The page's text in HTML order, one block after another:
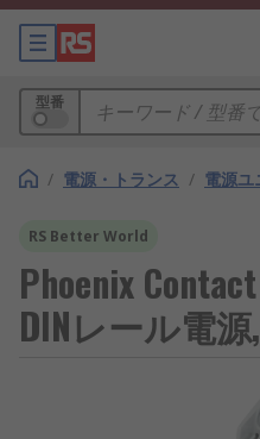
型番
/ 電源・トランス / 電源ユ
RS Better World
Phoenix Contact
DINレール電源